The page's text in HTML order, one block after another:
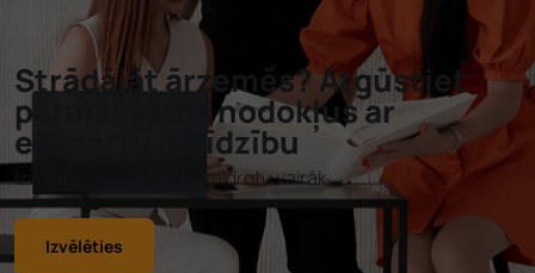
Strādājāt ārzemēs? Atgūstiet
pārmaksātos nodokļus ar
ekspertu palīdzību
Izvēlaties valsti, lai noskaidrotu vairāk
Izvēlēties